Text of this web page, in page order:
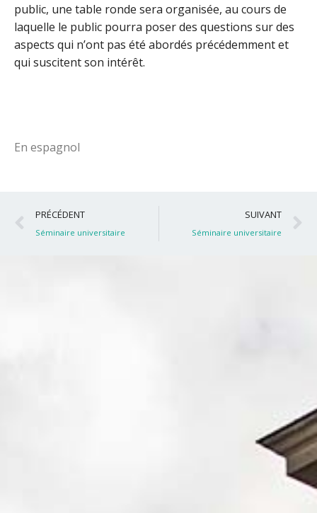
public, une table ronde sera organisée, au cours de
laquelle le public pourra poser des questions sur des
aspects qui n’ont pas été abordés précédemment et
qui suscitent son intérêt.
En espagnol
Précédent
PRÉCÉDENT
Séminaire universitaire
SUIVANT
Séminaire universitaire